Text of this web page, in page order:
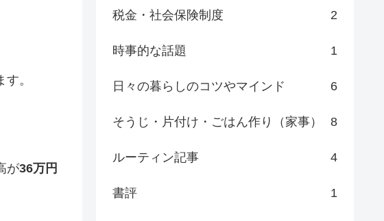
。
が36万円
税金・社会保険制度 2
時事的な話題 1
日々の暮らしのコツやマインド 6
そうじ・片付け・ごはん作り（家事） 8
ルーティン記事 4
書評 1